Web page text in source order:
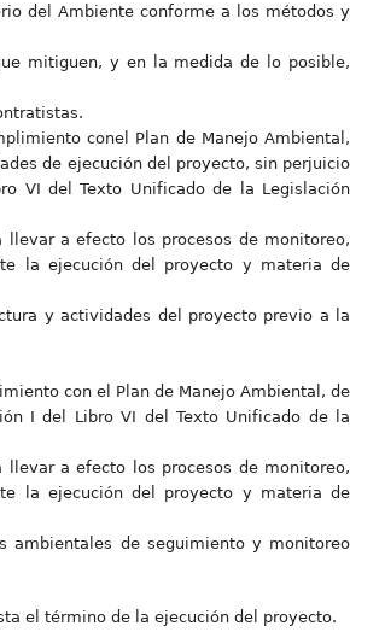
del Ambiente conforme a los métodos y
mitiguen, y en la medida de lo posible,
conel Plan de Manejo Ambiental,
de ejecución del proyecto, sin perjuicio
VI del Texto Unificado de la Legislación
a efecto los procesos de monitoreo,
la ejecución del proyecto y materia de
y actividades del proyecto previo a la
con el Plan de Manejo Ambiental, de
I del Libro VI del Texto Unificado de la
a efecto los procesos de monitoreo,
la ejecución del proyecto y materia de
ambientales de seguimiento y monitoreo
el término de la ejecución del proyecto.